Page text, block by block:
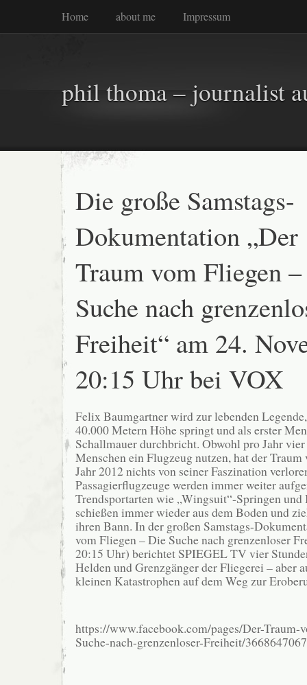
Home about me Impressum
phil thoma – journalist
Die große Samstags-
Dokumentation „Der
Traum vom Fliegen
Suche nach
Freiheit“ am 24.
20:15 Uhr bei VOX
Felix Baumgartner wird zur lebenden
40.000 Metern Höhe springt und als erster
Schallmauer durchbricht. Obwohl pro Jahr
Menschen ein Flugzeug nutzen, hat der
Jahr 2012 nichts von seiner Faszination
Passagierflugzeuge werden immer weiter
Trendsportarten wie „Wingsuit“-Springen und
schießen immer wieder aus dem Boden und
ihren Bann. In der großen Samstags-
vom Fliegen – Die Suche nach grenzenloser
20:15 Uhr) berichtet SPIEGEL TV vier
Helden und Grenzgänger der Fliegerei – aber
kleinen Katastrophen auf dem Weg zur
https://www.facebook.com/pages/Der-Traum-
Suche-nach-grenzenloser-Freiheit/